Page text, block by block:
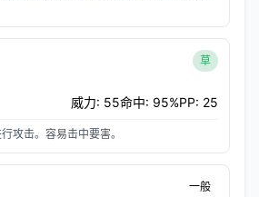
草
威力: 55命中: 95%PP: 25
攻击。容易击中要害。
一般